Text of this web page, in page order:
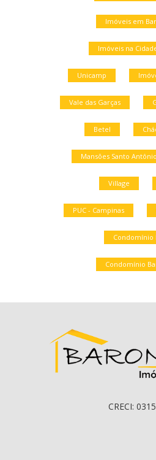
Imóveis em
Imóveis na
Unicamp
Vale das Garças
Betel
Mansões Santo Antônio
Village
PUC - Campinas
Condomínio
Condomínio
CRECI: